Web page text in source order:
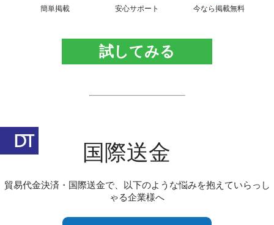
簡単掲載 安心サポート 今なら掲載無料
試してみる
国際送金
貿易代金決済・国際送金で、以下のような悩みを抱えていらっし
ゃる企業様へ